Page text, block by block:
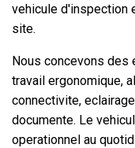
vehicule d'inspection
site.
Nous concevons des
travail ergonomique,
connectivite,
documente. Le
operationnel au